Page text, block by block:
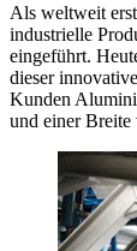
Als weltweit
industrielle
eingeführt.
dieser
Kunden
und einer Breite